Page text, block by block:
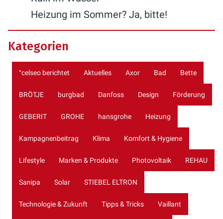
Heizung im Sommer? Ja, bitte!
Kategorien
°celseo berichtet Aktuelles Axor Bad Bette
BRÖTJE burgbad Danfoss Design Förderung
GEBERIT GROHE hansgrohe Heizung
Kampagnenbeitrag Klima Komfort & Hygiene
Lifestyle Marken & Produkte Photovoltaik REHAU
Sanipa Solar STIEBEL ELTRON
Technologie & Zukunft Tipps & Tricks Vaillant